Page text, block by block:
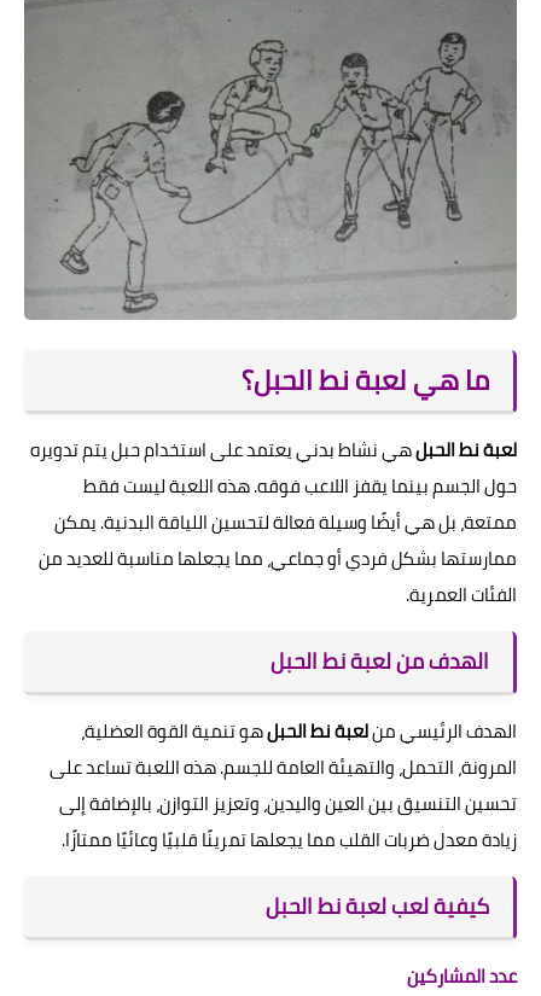
ما هي لعبة نط الحبل؟
لعبة نط الحبلهي نشاط بدني يعتمد على استخدام حبل يتم تدويره
حول الجسم بينما يقفز اللاعب فوقه. هذه اللعبة ليست فقط
ممتعة، بل هي أيضًا وسيلة فعالة لتحسين اللياقة البدنية. يمكن
ممارستها بشكل فردي أو جماعي، مما يجعلها مناسبة للعديد من
الفئات العمرية.
الهدف من لعبة نط الحبل
الهدف الرئيسي منلعبة نط الحبلهو تنمية القوة العضلية،
المرونة، التحمل، والتهيئة العامة للجسم. هذه اللعبة تساعد على
تحسين التنسيق بين العين واليدين، وتعزيز التوازن، بالإضافة إلى
زيادة معدل ضربات القلب مما يجعلها تمرينًا قلبيًا وعائيًا ممتازًا.
كيفية لعب لعبة نط الحبل
عدد المشاركين